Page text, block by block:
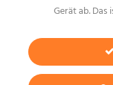
Gerät ab.